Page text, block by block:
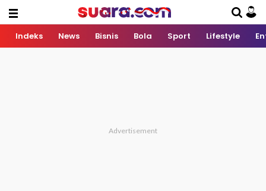
Indeks News Bisnis Bola Sport Lifestyle